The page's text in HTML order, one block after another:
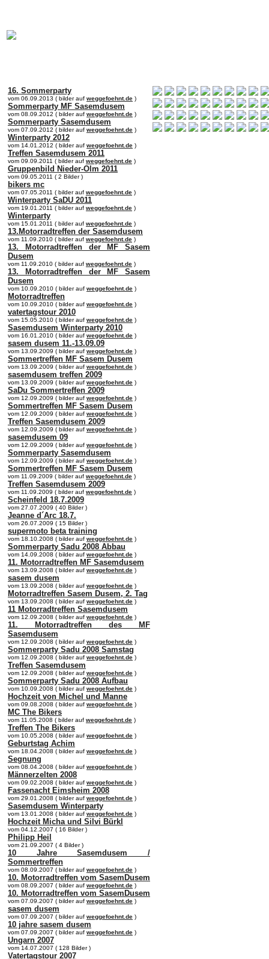
16. Sommerparty
vom 06.09.2013 ( bilder auf weggefoehnt.de )
Sommerparty MF Sasemdusem
vom 08.09.2012 ( bilder auf weggefoehnt.de )
Sommerparty Sasemdusem
vom 07.09.2012 ( bilder auf weggefoehnt.de )
Winterparty 2012
vom 14.01.2012 ( bilder auf weggefoehnt.de )
Treffen Sasemdusem 2011
vom 09.09.2011 ( bilder auf weggefoehnt.de )
Gruppenbild Nieder-Olm 2011
vom 09.05.2011 ( 2 Bilder )
bikers mc
vom 07.05.2011 ( bilder auf weggefoehnt.de )
Winterparty SaDU 2011
vom 19.01.2011 ( bilder auf weggefoehnt.de )
Winterparty
vom 15.01.2011 ( bilder auf weggefoehnt.de )
13.Motorradtreffen der Sasemdusem
vom 11.09.2010 ( bilder auf weggefoehnt.de )
13. Motorradtreffen der MF Sasem
Dusem
vom 11.09.2010 ( bilder auf weggefoehnt.de )
13. Motorradtreffen der MF Sasem
Dusem
vom 10.09.2010 ( bilder auf weggefoehnt.de )
Motorradtreffen
vom 10.09.2010 ( bilder auf weggefoehnt.de )
vatertagstour 2010
vom 15.05.2010 ( bilder auf weggefoehnt.de )
Sasemdusem Winterparty 2010
vom 16.01.2010 ( bilder auf weggefoehnt.de )
sasem dusem 11.-13.09.09
vom 13.09.2009 ( bilder auf weggefoehnt.de )
Sommertreffen MF Sasem Dusem
vom 13.09.2009 ( bilder auf weggefoehnt.de )
sasemdusem treffen 2009
vom 13.09.2009 ( bilder auf weggefoehnt.de )
SaDu Sommertreffen 2009
vom 12.09.2009 ( bilder auf weggefoehnt.de )
Sommertreffen MF Sasem Dusem
vom 12.09.2009 ( bilder auf weggefoehnt.de )
Treffen Sasemdusem 2009
vom 12.09.2009 ( bilder auf weggefoehnt.de )
sasemdusem 09
vom 12.09.2009 ( bilder auf weggefoehnt.de )
Sommerparty Sasemdusem
vom 12.09.2009 ( bilder auf weggefoehnt.de )
Sommertreffen MF Sasem Dusem
vom 11.09.2009 ( bilder auf weggefoehnt.de )
Treffen Sasemdusem 2009
vom 11.09.2009 ( bilder auf weggefoehnt.de )
Scheinfeld 18.7.2009
vom 27.07.2009 ( 40 Bilder )
Jeanne d´Arc 18.7.
vom 26.07.2009 ( 15 Bilder )
supermoto beta training
vom 18.10.2008 ( bilder auf weggefoehnt.de )
Sommerparty Sadu 2008 Abbau
vom 14.09.2008 ( bilder auf weggefoehnt.de )
11. Motorradtreffen MF Sasemdusem
vom 13.09.2008 ( bilder auf weggefoehnt.de )
sasem dusem
vom 13.09.2008 ( bilder auf weggefoehnt.de )
Motorradtreffen Sasem Dusem, 2. Tag
vom 13.09.2008 ( bilder auf weggefoehnt.de )
11 Motorradtreffen Sasemdusem
vom 12.09.2008 ( bilder auf weggefoehnt.de )
11. Motorradtreffen des MF
Sasemdusem
vom 12.09.2008 ( bilder auf weggefoehnt.de )
Sommerparty Sadu 2008 Samstag
vom 12.09.2008 ( bilder auf weggefoehnt.de )
Treffen Sasemdusem
vom 12.09.2008 ( bilder auf weggefoehnt.de )
Sommerparty Sadu 2008 Aufbau
vom 10.09.2008 ( bilder auf weggefoehnt.de )
Hochzeit von Michel und Manne
vom 09.08.2008 ( bilder auf weggefoehnt.de )
MC The Bikers
vom 11.05.2008 ( bilder auf weggefoehnt.de )
Treffen The Bikers
vom 10.05.2008 ( bilder auf weggefoehnt.de )
Geburtstag Achim
vom 18.04.2008 ( bilder auf weggefoehnt.de )
Segnung
vom 08.04.2008 ( bilder auf weggefoehnt.de )
Männerzelten 2008
vom 09.02.2008 ( bilder auf weggefoehnt.de )
Fassenacht Eimsheim 2008
vom 29.01.2008 ( bilder auf weggefoehnt.de )
Sasemdusem Winterparty
vom 13.01.2008 ( bilder auf weggefoehnt.de )
Hochzeit Micha und Silvi Bürkl
vom 04.12.2007 ( 16 Bilder )
Philipp Heil
vom 21.09.2007 ( 4 Bilder )
10 Jahre Sasemdusem /
Sommertreffen
vom 08.09.2007 ( bilder auf weggefoehnt.de )
10. Motorradtreffen vom SasemDusem
vom 08.09.2007 ( bilder auf weggefoehnt.de )
10. Motorradtreffen vom SasemDusem
vom 07.09.2007 ( bilder auf weggefoehnt.de )
sasem dusem
vom 07.09.2007 ( bilder auf weggefoehnt.de )
10 jahre sasem dusem
vom 07.09.2007 ( bilder auf weggefoehnt.de )
Ungarn 2007
vom 14.07.2007 ( 128 Bilder )
Vatertagstour 2007